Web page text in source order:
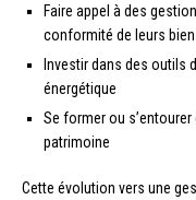
Faire appel à des
conformité de leurs
Investir dans des outils
énergétique
Se former ou
patrimoine
Cette évolution vers une